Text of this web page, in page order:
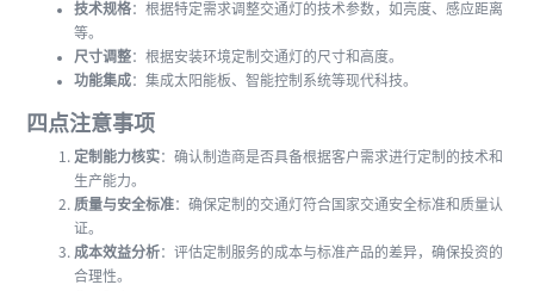
技术规格：根据特定需求调整交通灯的技术参数，如亮度、感应距离
等。
尺寸调整：根据安装环境定制交通灯的尺寸和高度。
功能集成：集成太阳能板、智能控制系统等现代科技。
四点注意事项
定制能力核实：确认制造商是否具备根据客户需求进行定制的技术和
生产能力。
质量与安全标准：确保定制的交通灯符合国家交通安全标准和质量认
证。
成本效益分析：评估定制服务的成本与标准产品的差异，确保投资的
合理性。